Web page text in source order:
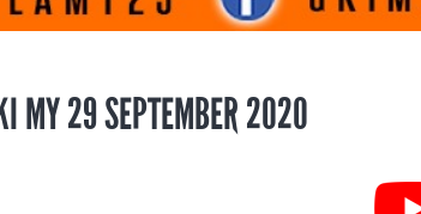
MY 29 SEPTEMBER 2020